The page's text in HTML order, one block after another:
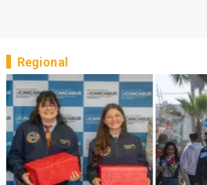
Regional